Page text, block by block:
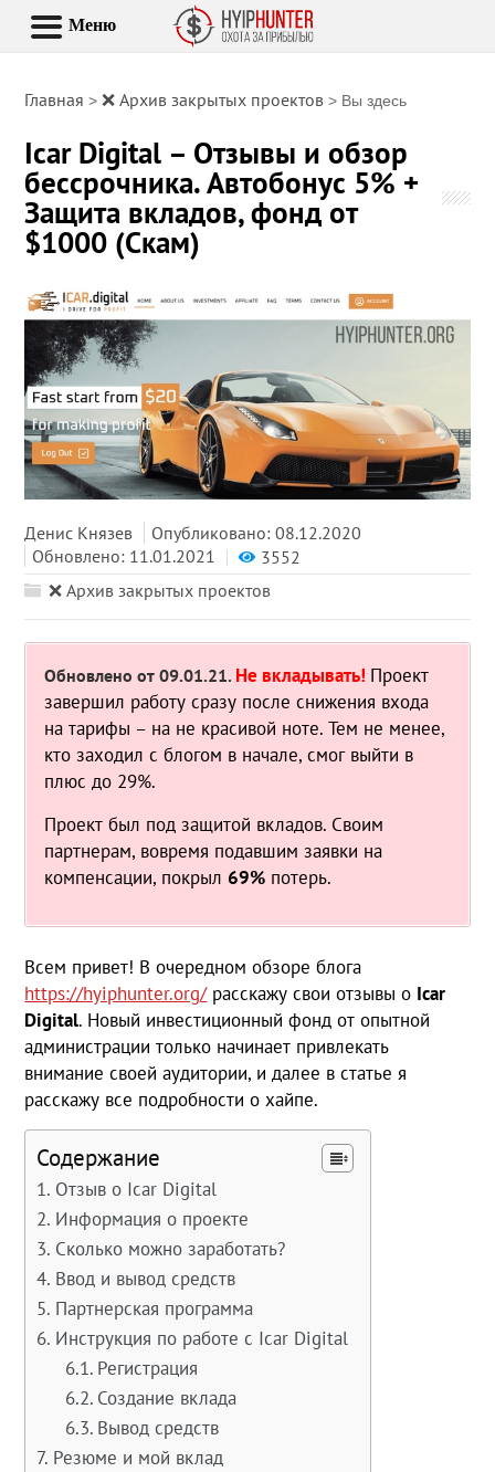
Главная >❌ Архив закрытых проектов > Вы здесь
Icar Digital – Отзывы и обзор
бессрочника. Автобонус 5% +
Защита вкладов, фонд от
$1000 (Скам)
Денис Князев
Опубликовано: 08.12.2020
Обновлено: 11.01.2021
3552
❌ Архив закрытых проектов
Обновлено от 09.01.21. Не вкладывать! Проект
завершил работу сразу после снижения входа
на тарифы – на не красивой ноте. Тем не менее,
кто заходил с блогом в начале, смог выйти в
плюс до 29%.
Проект был под защитой вкладов. Своим
партнерам, вовремя подавшим заявки на
компенсации, покрыл 69% потерь.
Всем привет! В очередном обзоре блога
https://hyiphunter.org/расскажу свои отзывы о Icar
Digital. Новый инвестиционный фонд от опытной
администрации только начинает привлекать
внимание своей аудитории, и далее в статье я
расскажу все подробности о хайпе.
Содержание
Отзыв о Icar Digital
Информация о проекте
Сколько можно заработать?
Ввод и вывод средств
Партнерская программа
Инструкция по работе с Icar Digital
Регистрация
Создание вклада
Вывод средств
Резюме и мой вклад
Меню